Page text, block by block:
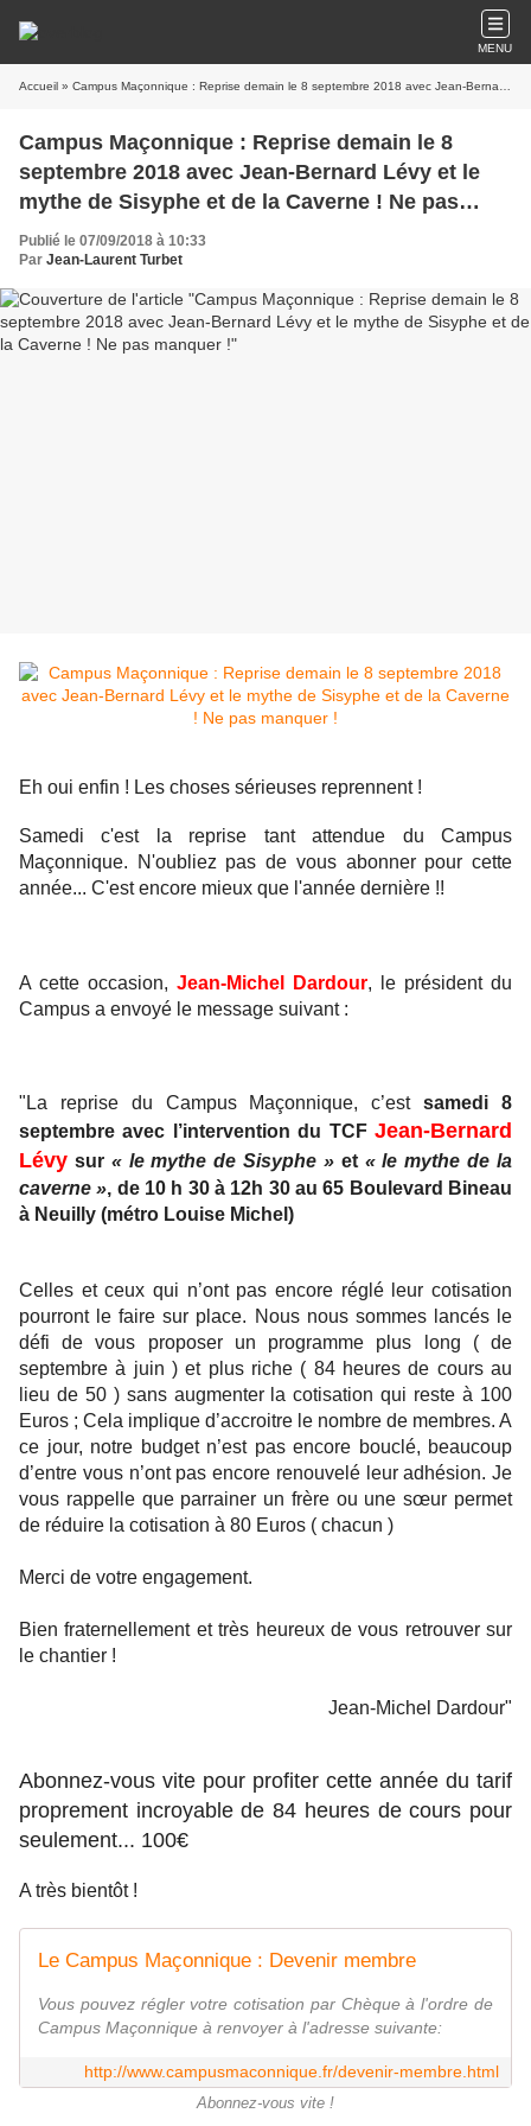
MENU
Accueil » Campus Maçonnique : Reprise demain le 8 septembre 2018 avec Jean-Bernard Lévy et le mythe de Sisyphe et de la Caverne ! Ne pas manquer !
Campus Maçonnique : Reprise demain le 8
septembre 2018 avec Jean-Bernard Lévy et le
mythe de Sisyphe et de la Caverne ! Ne pas
manquer !
Publié le 07/09/2018 à 10:33
Par Jean-Laurent Turbet
Eh oui enfin ! Les choses sérieuses reprennent !
Samedi c'est la reprise tant attendue du Campus
Maçonnique. N'oubliez pas de vous abonner pour cette
année... C'est encore mieux que l'année dernière !!
A cette occasion, Jean-Michel Dardour, le président du
Campus a envoyé le message suivant :
"La reprise du Campus Maçonnique, c’estsamedi 8
septembre avec l’intervention du TCF Jean-Bernard
Lévy sur « le mythe de Sisyphe »et « le mythe de la
caverne », de 10 h 30 à 12h 30 au 65 Boulevard Bineau
à Neuilly (métro Louise Michel)
Celles et ceux qui n’ont pas encore réglé leur cotisation
pourront le faire sur place. Nous nous sommes lancés le
défi de vous proposer un programme plus long ( de
septembre à juin ) et plus riche ( 84 heures de cours au
lieu de 50 ) sans augmenter la cotisation qui reste à 100
Euros ; Cela implique d’accroitre le nombre de membres. A
ce jour, notre budget n’est pas encore bouclé, beaucoup
d’entre vous n’ont pas encore renouvelé leur adhésion. Je
vous rappelle que parrainer un frère ou une sœur permet
de réduire la cotisation à 80 Euros ( chacun )
Merci de votre engagement.
Bien fraternellement et très heureux de vous retrouver sur
le chantier !
Jean-Michel Dardour"
Abonnez-vous vite pour profiter cette année du tarif
proprement incroyable de 84 heures de cours pour
seulement... 100€
A très bientôt !
Le Campus Maçonnique : Devenir membre
Vous pouvez régler votre cotisation par Chèque à l'ordre de
Campus Maçonnique à renvoyer à l'adresse suivante:
http://www.campusmaconnique.fr/devenir-membre.html
Abonnez-vous vite !